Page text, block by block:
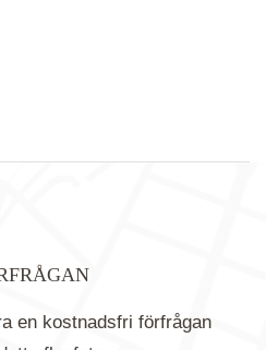
en kostnadsfri förfrågan